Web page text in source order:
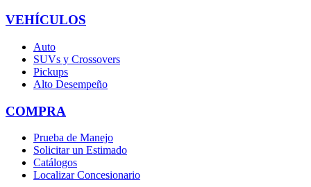
VEHÍCULOS
Auto
SUVs y Crossovers
Pickups
Alto Desempeño
COMPRA
Prueba de Manejo
Solicitar un Estimado
Catálogos
Localizar Concesionario